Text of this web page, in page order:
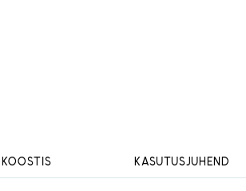
KOOSTIS KASUTUSJUHEND